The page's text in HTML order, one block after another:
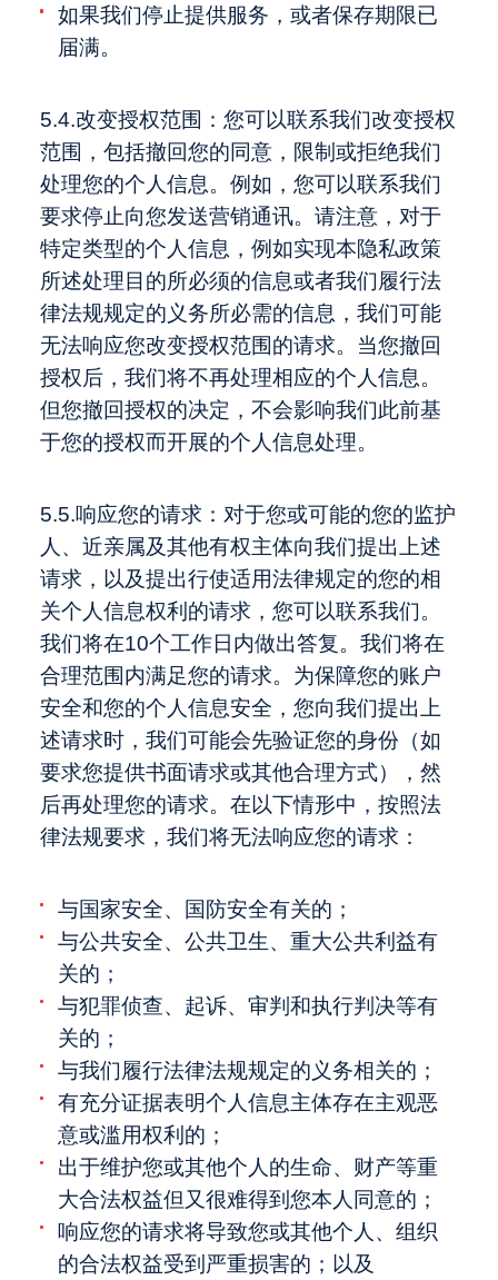
如果我们停止提供服务，或者保存期限已
届满。
5.4.改变授权范围：您可以联系我们改变授权
范围，包括撤回您的同意，限制或拒绝我们
处理您的个人信息。例如，您可以联系我们
要求停止向您发送营销通讯。请注意，对于
特定类型的个人信息，例如实现本隐私政策
所述处理目的所必须的信息或者我们履行法
律法规规定的义务所必需的信息，我们可能
无法响应您改变授权范围的请求。当您撤回
授权后，我们将不再处理相应的个人信息。
但您撤回授权的决定，不会影响我们此前基
于您的授权而开展的个人信息处理。
5.5.响应您的请求：对于您或可能的您的监护
人、近亲属及其他有权主体向我们提出上述
请求，以及提出行使适用法律规定的您的相
关个人信息权利的请求，您可以联系我们。
我们将在10个工作日内做出答复。我们将在
合理范围内满足您的请求。为保障您的账户
安全和您的个人信息安全，您向我们提出上
述请求时，我们可能会先验证您的身份（如
要求您提供书面请求或其他合理方式），然
后再处理您的请求。在以下情形中，按照法
律法规要求，我们将无法响应您的请求：
与国家安全、国防安全有关的；
与公共安全、公共卫生、重大公共利益有
关的；
与犯罪侦查、起诉、审判和执行判决等有
关的；
与我们履行法律法规规定的义务相关的；
有充分证据表明个人信息主体存在主观恶
意或滥用权利的；
出于维护您或其他个人的生命、财产等重
大合法权益但又很难得到您本人同意的；
响应您的请求将导致您或其他个人、组织
的合法权益受到严重损害的；以及